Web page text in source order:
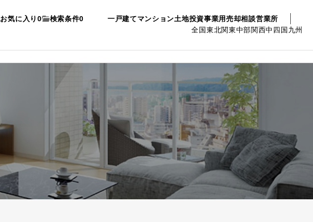
一戸建てマンション土地投資事業用売却相談営業所
全国東北関東中部関西中四国九州
お気に入り 0 検索条件0